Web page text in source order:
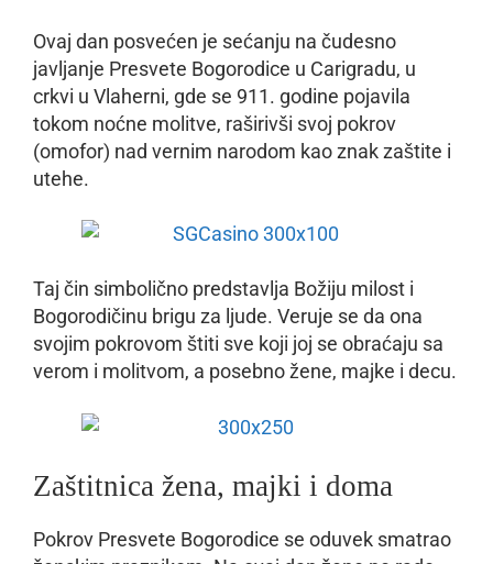
Ovaj dan posvećen je sećanju na čudesno
javljanje Presvete Bogorodice u Carigradu, u
crkvi u Vlaherni, gde se 911. godine pojavila
tokom noćne molitve, raširivši svoj pokrov
(omofor) nad vernim narodom kao znak zaštite i
utehe.
Taj čin simbolično predstavlja Božiju milost i
Bogorodičinu brigu za ljude. Veruje se da ona
svojim pokrovom štiti sve koji joj se obraćaju sa
verom i molitvom, a posebno žene, majke i decu.
Zaštitnica žena, majki i doma
Pokrov Presvete Bogorodice se oduvek smatrao